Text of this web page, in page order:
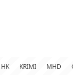
HK KRIMI MHD